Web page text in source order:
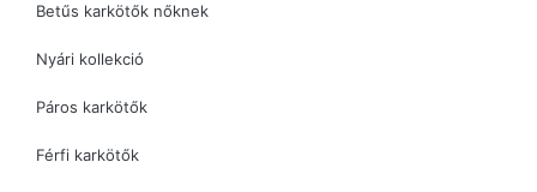
Betűs karkötők nőknek
Nyári kollekció
Páros karkötők
Férfi karkötők